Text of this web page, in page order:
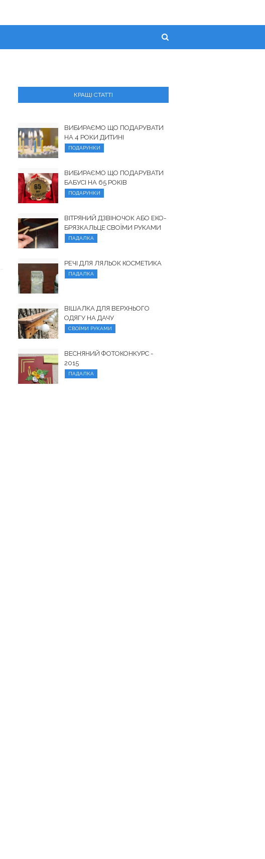
КРАЩІ СТАТТІ
ВИБИРАЄМО ЩО ПОДАРУВАТИ
НА 4 РОКИ ДИТИНІ
ПОДАРУНКИ
ВИБИРАЄМО ЩО ПОДАРУВАТИ
БАБУСІ НА 65 РОКІВ
ПОДАРУНКИ
ВІТРЯНИЙ ДЗВІНОЧОК АБО ЕКО-
БРЯЗКАЛЬЦЕ СВОЇМИ РУКАМИ
ПАДАЛКА
РЕЧІ ДЛЯ ЛЯЛЬОК КОСМЕТИКА
ПАДАЛКА
ВІШАЛКА ДЛЯ ВЕРХНЬОГО
ОДЯГУ НА ДАЧУ
СВОЇМИ РУКАМИ
ВЕСНЯНИЙ ФОТОКОНКУРС -
2015
ПАДАЛКА